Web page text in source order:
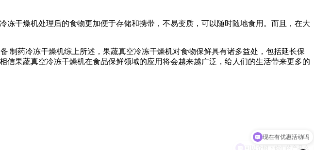
干燥机处理后的食物更加便于存储和携带，不易变质，可以随时随地食用。而且，在大
综上所述，果蔬真空冷冻干燥机对食物保鲜具有诸多益处，包括延长保
果蔬真空冷冻干燥机在食品保鲜领域的应用将会越来越广泛，给人们的生活带来更多的
可以介绍下你们的产品么